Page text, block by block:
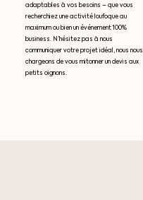
adaptables à vos besoins – que vous
recherchiez une activité loufoque au
maximum ou bien un événement 100%
business. N’hésitez pas à nous
communiquer votre projet idéal, nous nous
chargeons de vous mitonner un devis aux
petits oignons.